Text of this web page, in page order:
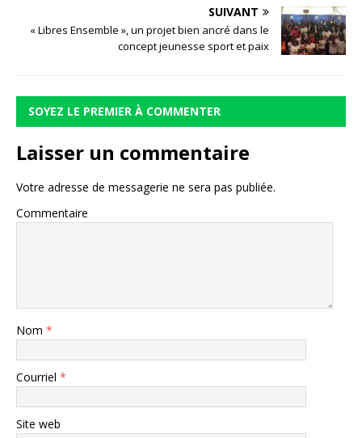
SUIVANT
« Libres Ensemble », un projet bien ancré dans le
concept jeunesse sport et paix
SOYEZ LE PREMIER À COMMENTER
Laisser un commentaire
Votre adresse de messagerie ne sera pas publiée.
Commentaire
Nom *
Courriel *
Site web